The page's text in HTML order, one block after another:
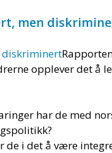
men
opplever det å
har de med
de i det å være